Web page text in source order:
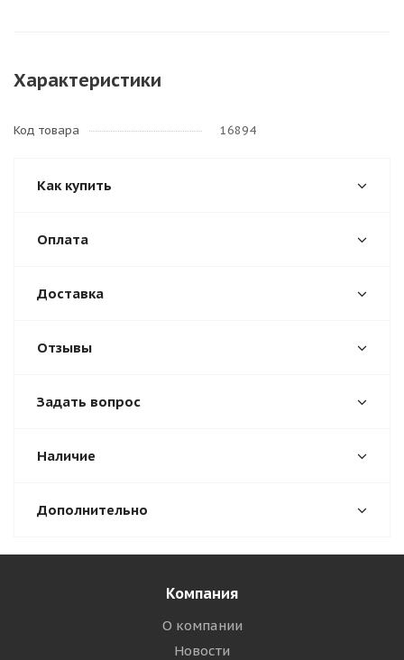
Характеристики
Код товара 16894
Как купить
Оплата
Доставка
Отзывы
Задать вопрос
Наличие
Дополнительно
Компания
О компании
Новости